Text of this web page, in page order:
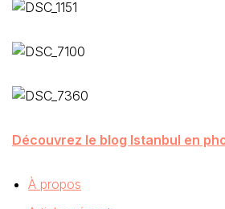
Découvrez le blog Istanbul en
À propos